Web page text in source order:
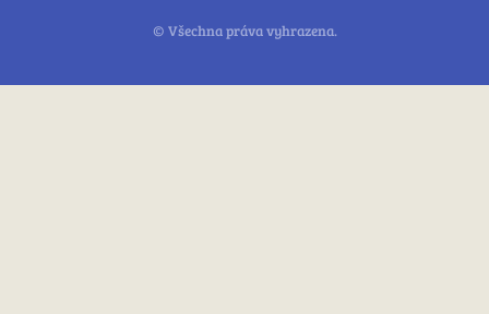
© Všechna práva vyhrazena.